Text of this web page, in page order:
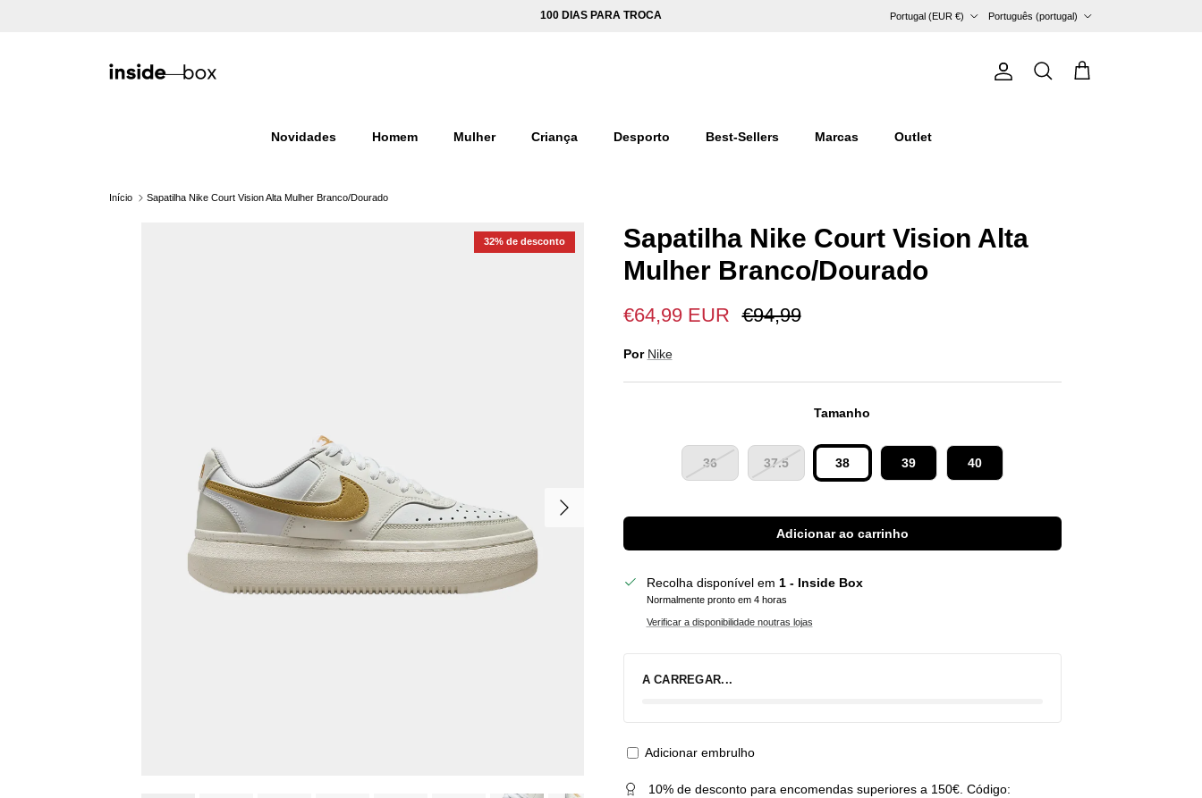
100 DIAS PARA TROCA
Portugal (EUR €)
Português (portugal)
ContaPesquisarCarrinho
Novidades Homem Mulher Criança Desporto Best-Sellers Marcas Outlet
Início Sapatilha Nike Court Vision Alta Mulher Branco/Dourado
Seguinte
32% de desconto
Sapatilha Nike Court Vision Alta
Mulher Branco/Dourado
€64,99 EUR €94,99
Por Nike
Tamanho
36 37.5 38 39 40
Adicionar ao carrinho
Recolha disponível em 1 - Inside Box
Normalmente pronto em 4 horas
Verificar a disponibilidade noutras lojas
A CARREGAR...
Adicionar embrulho
10% de desconto para encomendas superiores a 150€. Código: